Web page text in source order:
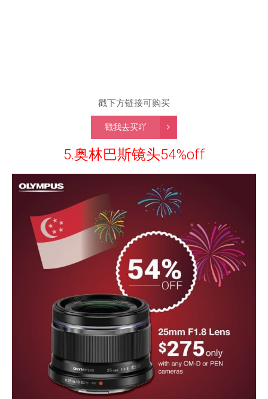
戳下方链接可购买
戳我去买吖
5.奥林巴斯镜头54%off